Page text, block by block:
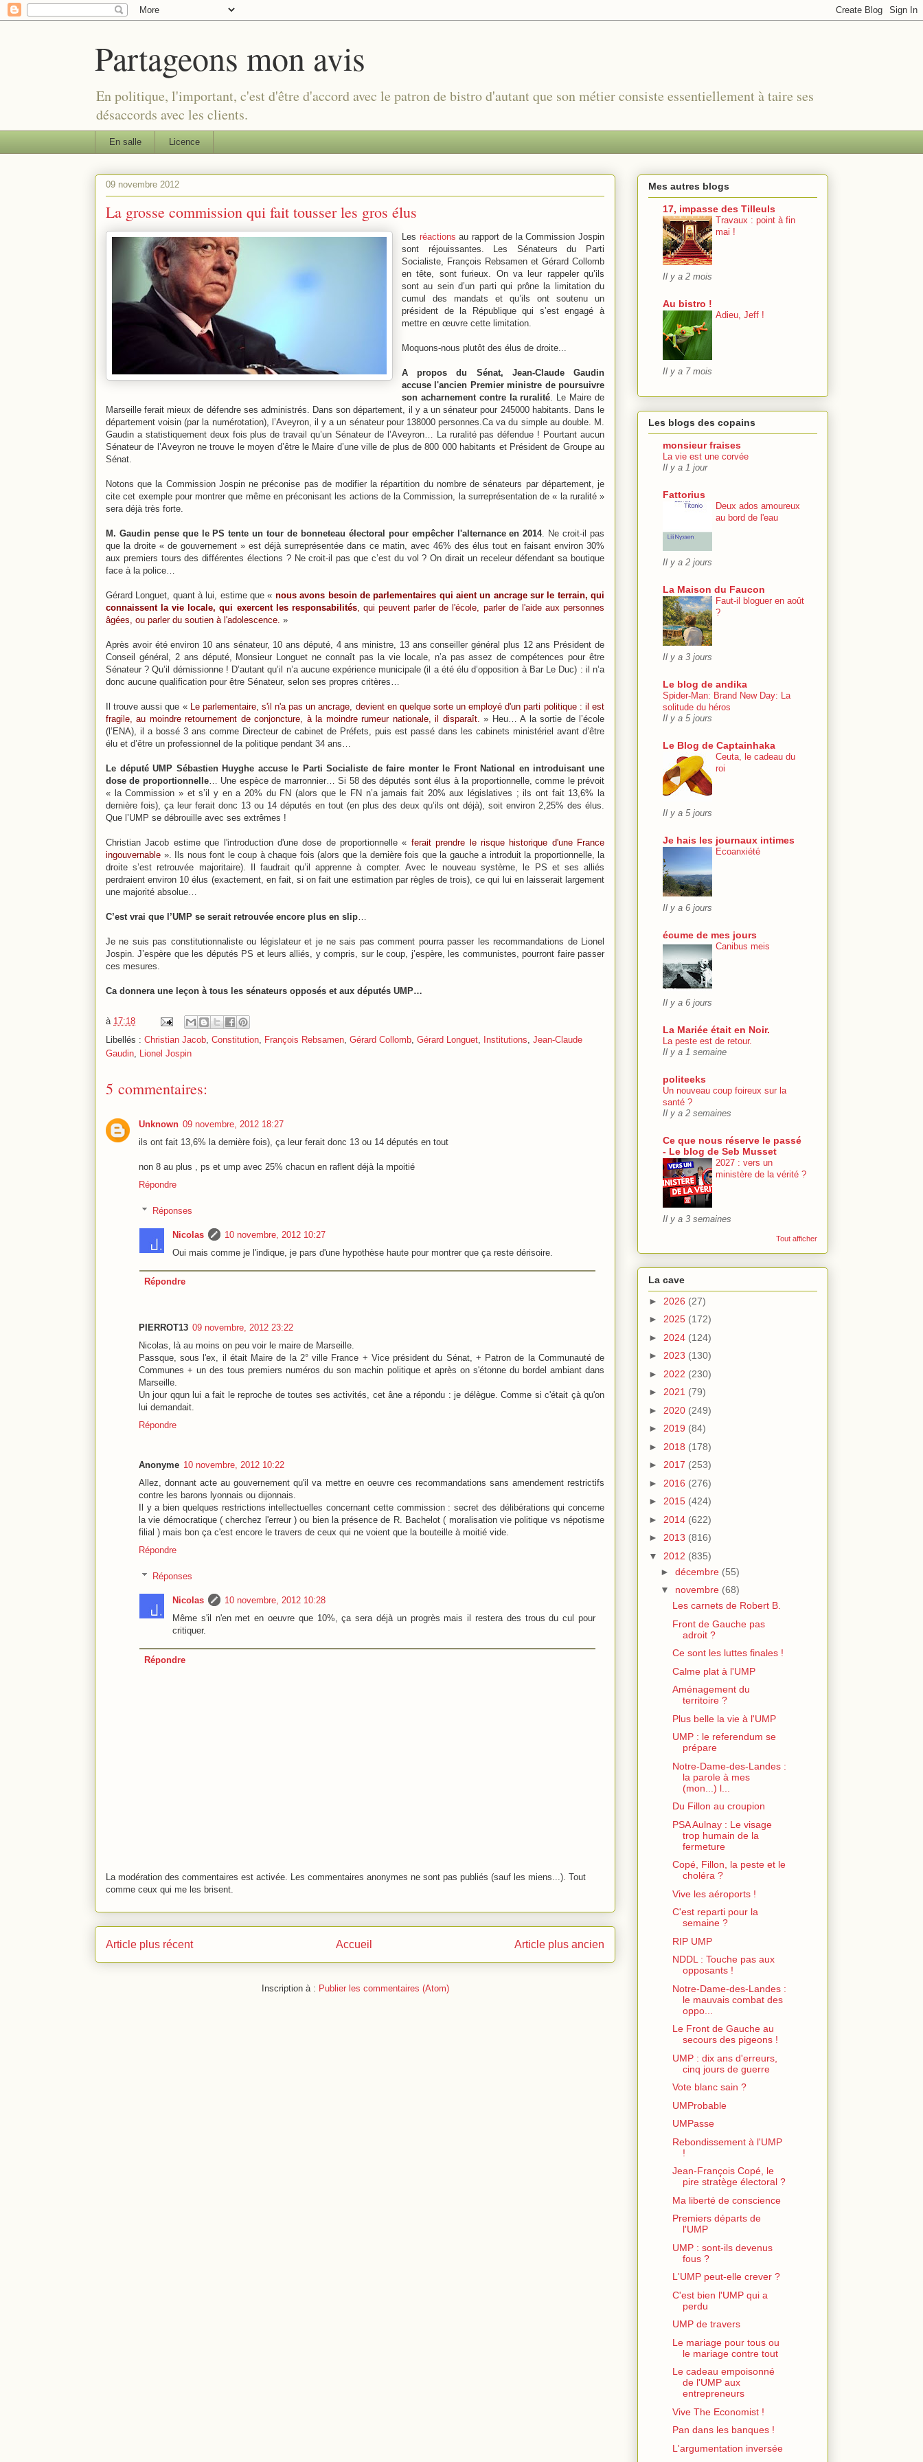
Partageons mon avis
En politique, l'important, c'est d'être d'accord avec le patron de bistro d'autant que son métier consiste essentiellement à taire ses
désaccords avec les clients.
En salle Licence
09 novembre 2012
La grosse commission qui fait tousser les gros élus
Les réactions au rapport de la Commission Jospin
sont réjouissantes. Les Sénateurs du Parti
Socialiste, François Rebsamen et Gérard Collomb
en tête, sont furieux. On va leur rappeler qu’ils
sont au sein d’un parti qui prône la limitation du
cumul des mandats et qu’ils ont soutenu un
président de la République qui s’est engagé à
mettre en œuvre cette limitation.
Moquons-nous plutôt des élus de droite...
A propos du Sénat, Jean-Claude Gaudin
accuse l'ancien Premier ministre de poursuivre
son acharnement contre la ruralité . Le Maire de
Marseille ferait mieux de défendre ses administrés. Dans son département, il y a un sénateur pour 245000 habitants. Dans le
département voisin (par la numérotation), l’Aveyron, il y a un sénateur pour 138000 personnes.Ca va du simple au double. M.
Gaudin a statistiquement deux fois plus de travail qu’un Sénateur de l’Aveyron… La ruralité pas défendue ! Pourtant aucun
Sénateur de l’Aveyron ne trouve le moyen d’être le Maire d’une ville de plus de 800 000 habitants et Président de Groupe au
Sénat.
Notons que la Commission Jospin ne préconise pas de modifier la répartition du nombre de sénateurs par département, je
cite cet exemple pour montrer que même en préconisant les actions de la Commission, la surreprésentation de « la ruralité »
sera déjà très forte.
M. Gaudin pense que le PS tente un tour de bonneteau électoral pour empêcher l'alternance en 2014. Ne croit-il pas
que la droite « de gouvernement » est déjà surreprésentée dans ce matin, avec 46% des élus tout en faisant environ 30%
aux premiers tours des différentes élections ? Ne croit-il pas que c’est du vol ? On dirait un receleur défendant sa boutique
face à la police…
Gérard Longuet, quant à lui, estime que « nous avons besoin de parlementaires qui aient un ancrage sur le terrain, qui
connaissent la vie locale, qui exercent les responsabilités, qui peuvent parler de l'école, parler de l'aide aux personnes
âgées, ou parler du soutien à l'adolescence. »
Après avoir été environ 10 ans sénateur, 10 ans député, 4 ans ministre, 13 ans conseiller général plus 12 ans Président de
Conseil général, 2 ans député, Monsieur Longuet ne connaît pas la vie locale, n’a pas assez de compétences pour être
Sénateur ? Qu’il démissionne ! D’autant qu’il n’a aucune expérience municipale (il a été élu d’opposition à Bar Le Duc) : il n’a
donc aucune qualification pour être Sénateur, selon ses propres critères…
Il trouve aussi que « Le parlementaire, s'il n'a pas un ancrage, devient en quelque sorte un employé d'un parti politique : il est
fragile, au moindre retournement de conjoncture, à la moindre rumeur nationale, il disparaît.» Heu… A la sortie de l’école
(l’ENA), il a bossé 3 ans comme Directeur de cabinet de Préfets, puis est passé dans les cabinets ministériel avant d’être
élu et d’être un professionnel de la politique pendant 34 ans…
Le député UMP Sébastien Huyghe accuse le Parti Socialiste de faire monter le Front National en introduisant une
dose de proportionnelle… Une espèce de marronnier… Si 58 des députés sont élus à la proportionnelle, comme le prévoit
« la Commission » et s’il y en a 20% du FN (alors que le FN n’a jamais fait 20% aux législatives ; ils ont fait 13,6% la
dernière fois), ça leur ferait donc 13 ou 14 députés en tout (en plus des deux qu’ils ont déjà), soit environ 2,25% des élus.
Que l’UMP se débrouille avec ses extrêmes !
Christian Jacob estime que l'introduction d'une dose de proportionnelle « ferait prendre le risque historique d'une France
ingouvernable ». Ils nous font le coup à chaque fois (alors que la dernière fois que la gauche a introduit la proportionnelle, la
droite s’est retrouvée majoritaire). Il faudrait qu’il apprenne à compter. Avec le nouveau système, le PS et ses alliés
perdraient environ 10 élus (exactement, en fait, si on fait une estimation par règles de trois), ce qui lui en laisserait largement
une majorité absolue…
C’est vrai que l’UMP se serait retrouvée encore plus en slip
Je ne suis pas constitutionnaliste ou législateur et je ne sais pas comment pourra passer les recommandations de Lionel
Jospin. J’espère que les députés PS et leurs alliés, y compris, sur le coup, j’espère, les communistes, pourront faire passer
ces mesures.
Ca donnera une leçon à tous les sénateurs opposés et aux députés UMP…
à 17:18
Libellés : Christian Jacob Constitution François Rebsamen Gérard Collomb Gérard Longuet Institutions Jean-Claude
Gaudin Lionel Jospin
5 commentaires:
Unknown 09 novembre, 2012 18:27
ils ont fait 13,6% la dernière fois), ça leur ferait donc 13 ou 14 députés en tout
non 8 au plus , ps et ump avec 25% chacun en raflent déjà la mpoitié
Répondre
Réponses
Nicolas
10 novembre, 2012 10:27
Oui mais comme je l'indique, je pars d'une hypothèse haute pour montrer que ça reste dérisoire.
Répondre
PIERROT13 09 novembre, 2012 23:22
Nicolas, là au moins on peu voir le maire de Marseille.
Passque, sous l'ex, il était Maire de la 2° ville France + Vice président du Sénat, + Patron de la Communauté de
Communes + un des tous premiers numéros du son machin politique et après on s'étonne du bordel ambiant dans
Marseille.
Un jour qqun lui a fait le reproche de toutes ses activités, cet âne a répondu : je délègue. Comme si c'était çà qu'on
lui demandait.
Répondre
Anonyme 10 novembre, 2012 10:22
Allez, donnant acte au gouvernement qu'il va mettre en oeuvre ces recommandations sans amendement restrictifs
contre les barons lyonnais ou dijonnais.
Il y a bien quelques restrictions intellectuelles concernant cette commission : secret des délibérations qui concerne
la vie démocratique ( cherchez l'erreur ) ou bien la présence de R. Bachelot ( moralisation vie politique vs népotisme
filial ) mais bon ça c'est encore le travers de ceux qui ne voient que la bouteille à moitié vide.
Répondre
Réponses
Nicolas
10 novembre, 2012 10:28
Même s'il n'en met en oeuvre que 10%, ça sera déjà un progrès mais il restera des trous du cul pour
critiquer.
Répondre
La modération des commentaires est activée. Les commentaires anonymes ne sont pas publiés (sauf les miens...). Tout
comme ceux qui me les brisent.
Article plus récent Article plus ancien
Accueil
Inscription à : Publier les commentaires (Atom)
Mes autres blogs
17, impasse des Tilleuls
Travaux : point à fin
mai !
Il y a 2 mois
Au bistro !
Adieu, Jeff !
Il y a 7 mois
Les blogs des copains
monsieur fraises
La vie est une corvée
Il y a 1 jour
Fattorius
Deux ados amoureux
au bord de l'eau
Il y a 2 jours
La Maison du Faucon
Faut-il bloguer en août
?
Il y a 3 jours
Le blog de andika
Spider-Man: Brand New Day: La
solitude du héros
Il y a 5 jours
Le Blog de Captainhaka
Ceuta, le cadeau du
roi
Il y a 5 jours
Je hais les journaux intimes
Ecoanxiété
Il y a 6 jours
écume de mes jours
Canibus meis
Il y a 6 jours
La Mariée était en Noir.
La peste est de retour.
Il y a 1 semaine
politeeks
Un nouveau coup foireux sur la
santé ?
Il y a 2 semaines
Ce que nous réserve le passé
- Le blog de Seb Musset
2027 : vers un
ministère de la vérité ?
Il y a 3 semaines
Tout afficher
La cave
► 2026 (27)
► 2025 (172)
► 2024 (124)
► 2023 (130)
► 2022 (230)
► 2021 (79)
► 2020 (249)
► 2019 (84)
► 2018 (178)
► 2017 (253)
► 2016 (276)
► 2015 (424)
► 2014 (622)
► 2013 (816)
▼ 2012 (835)
► décembre (55)
▼ novembre (68)
Les carnets de Robert B.
Front de Gauche pas
adroit ?
Ce sont les luttes finales !
Calme plat à l'UMP
Aménagement du
territoire ?
Plus belle la vie à l'UMP
UMP : le referendum se
prépare
Notre-Dame-des-Landes :
la parole à mes
(mon...) l...
Du Fillon au croupion
PSA Aulnay : Le visage
trop humain de la
fermeture
Copé, Fillon, la peste et le
choléra ?
Vive les aéroports !
C'est reparti pour la
semaine ?
RIP UMP
NDDL : Touche pas aux
opposants !
Notre-Dame-des-Landes :
le mauvais combat des
oppo...
Le Front de Gauche au
secours des pigeons !
UMP : dix ans d'erreurs,
cinq jours de guerre
Vote blanc sain ?
UMProbable
UMPasse
Rebondissement à l'UMP
!
Jean-François Copé, le
pire stratège électoral ?
Ma liberté de conscience
Premiers départs de
l'UMP
UMP : sont-ils devenus
fous ?
L'UMP peut-elle crever ?
C'est bien l'UMP qui a
perdu
UMP de travers
Le mariage pour tous ou
le mariage contre tout
Le cadeau empoisonné
de l'UMP aux
entrepreneurs
Vive The Economist !
Pan dans les banques !
L'argumentation inversée